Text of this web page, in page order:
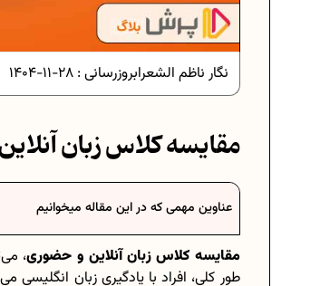
دانلود رایگان نمونه
دانلود رایگان
فرمول حجم اشکال
برنامه‌ ریزی
عادات
بروزرسانی : 28-11-1404 نگار ناظم الشعرا
مقایسه کلاس زبان
عناوین مهمی که در این مقاله میخوانیم
مقایسه کلاس زبان آنلاین و حضوری،
طور کلی، افراد با یادگیری زبان